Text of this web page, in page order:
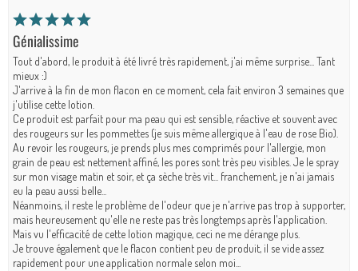
Génialissime
Tout d'abord, le produit à été livré très rapidement, j'ai même surprise... Tant
mieux :)
J'arrive à la fin de mon flacon en ce moment, cela fait environ 3 semaines que
j'utilise cette lotion.
Ce produit est parfait pour ma peau qui est sensible, réactive et souvent avec
des rougeurs sur les pommettes (je suis même allergique à l'eau de rose Bio).
Au revoir les rougeurs, je prends plus mes comprimés pour l'allergie, mon
grain de peau est nettement affiné, les pores sont très peu visibles. Je le spray
sur mon visage matin et soir, et ça sèche très vit... franchement, je n'ai jamais
eu la peau aussi belle...
Néanmoins, il reste le problème de l'odeur que je n'arrive pas trop à supporter,
mais heureusement qu'elle ne reste pas très longtemps après l'application.
Mais vu l'efficacité de cette lotion magique, ceci ne me dérange plus.
Je trouve également que le flacon contient peu de produit, il se vide assez
rapidement pour une application normale selon moi...